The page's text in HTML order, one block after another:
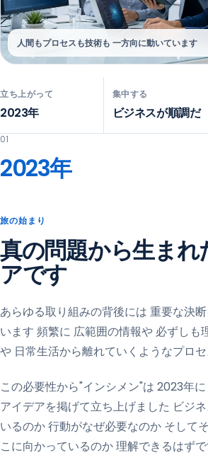
人間もプロセスも技術も 一方向に動いています
立ち上がって
2023年
集中する
ビジネスが順調だ
01
2023年
旅の始まり
真の問題から生まれ
アです
あらゆる取り組みの背後には 重要な決
います 頻繁に 広範囲の情報や 必ずしも
や 日常生活から離れていくようなプロ
この必要性から"インシメン"は 2023年
アイデアを掲げて立ち上げました ビジ
いるのか 行動がなぜ必要なのか そして
こに向かっているのか 理解できるはず